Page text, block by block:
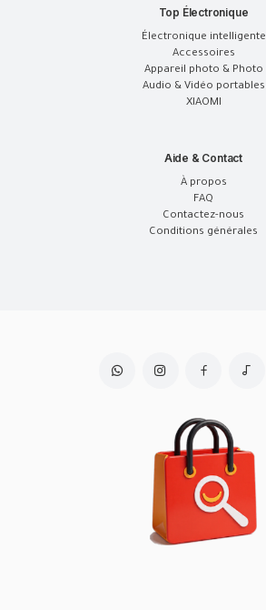
Top Électronique
Électronique intelligente
Accessoires
Appareil photo & Photo
Audio & Vidéo portables
XIAOMI
Aide & Contact
À propos
FAQ
Contactez-nous
Conditions générales